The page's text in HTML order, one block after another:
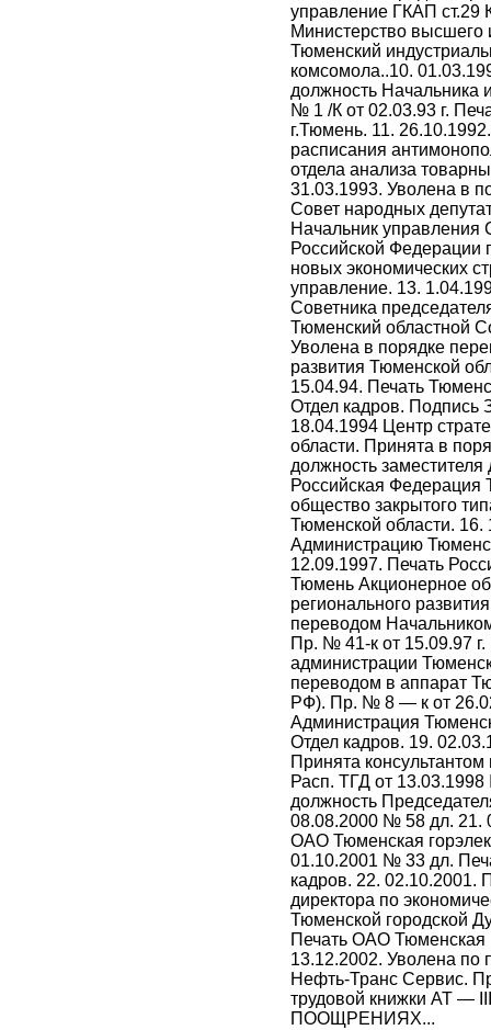
управление ГКАП
Министерство высшего
Тюменский
комсомола..10.
должность Начальника
№ 1 /К от 02.03.93 г.
г.Тюмень. 11.
расписания
отдела анализа
31.03.1993. Уволена в
Совет народных
Начальник управления
Российской Федерации
новых экономических
управление. 13.
Советника
Тюменский областной
Уволена в порядке
развития Тюменской
15.04.94. Печать
Отдел кадров. Подпись
18.04.1994 Центр
области. Принята в
должность
Российская Федерация
общество закрытого
Тюменской области.
Администрацию
12.09.1997. Печать
Тюмень Акционерное
регионального
переводом
Пр. № 41-к от 15.09.97
администрации
переводом в аппарат
РФ). Пр. № 8 — к от
Администрация
Отдел кадров. 19.
Принята
Расп. ТГД от
должность
08.08.2000 № 58 дл. 21.
ОАО Тюменская
01.10.2001 № 33 дл.
кадров. 22. 02.10.2001.
директора по
Тюменской городской
Печать ОАО Тюменская
13.12.2002. Уволена
Нефть-Транс Сервис.
трудовой книжки АТ
ПООЩРЕНИЯХ...